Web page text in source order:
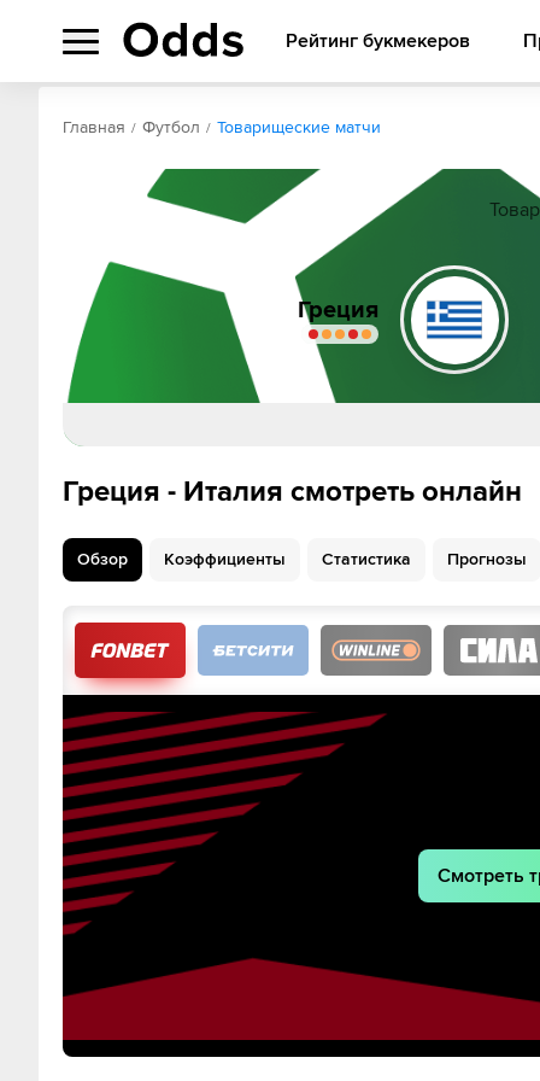
Рейтинг букмекеров
Обзор Коэффициенты Статистика Прогнозы
Главная Футбол Товарищеские матчи
Греция
Константинос Цимикас
Георгиос
Танасис Андруцос
Нектарий
Andrews Tetteh
Charalampos Kostoulas
Христос
Греция - Италия смотреть онлайн
Обзор Коэффициенты Статистика Прогнозы
Смотреть